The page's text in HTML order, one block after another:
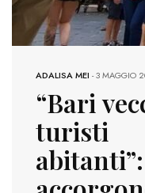
ADALISA MEI -3 MAGGIO
“Bari